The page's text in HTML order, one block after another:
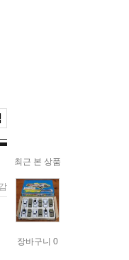
최근 본 상품
장바구니 0